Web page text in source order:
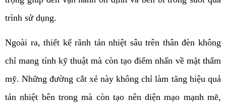
trình sử dụng.
Ngoài ra, thiết kế rãnh tản nhiệt sâu trên thân đèn không
chỉ mang tính kỹ thuật mà còn tạo điểm nhấn về mặt thẩm
mỹ. Những đường cắt xẻ này không chỉ làm tăng hiệu quả
tản nhiệt bên trong mà còn tạo nên diện mạo mạnh mẽ,